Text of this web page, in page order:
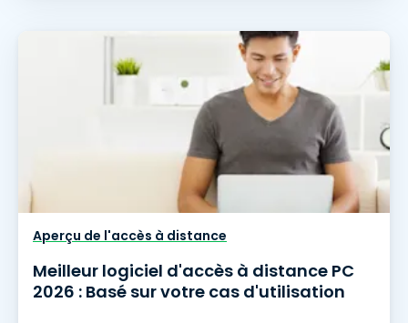
Aperçu de l'accès à distance
Meilleur logiciel d'accès à distance PC
2026 : Basé sur votre cas d'utilisation